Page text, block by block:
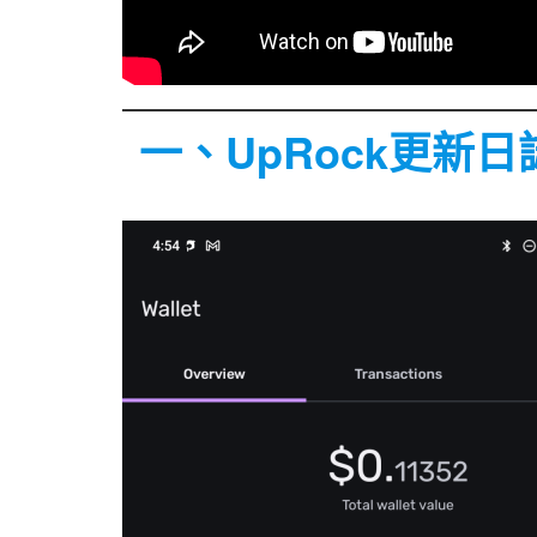
一、UpRock更新日